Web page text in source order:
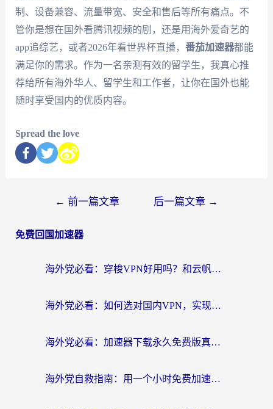
制、设备兼容、流量带宽、安全和售后等所有痛点。不
管你是想在国外看腾讯视频的剧，还是用海外爱奇艺的
app追综艺，或者2026年看世界杯直播， 番茄加速器都能
满足你的需求。作为一名亲测有效的留学生，我真心推
荐给所有海外华人、留学生和工作者，让你在国外也能
随时享受国内的优质内容。
Spread the love
← 前一篇文章 后一篇文章 →
免费回国加速器
海外党必看：穿梭VPN好用吗？和云帆VPN对比哪个回国效果更好？附真实测评+避坑指南
海外党必看：如何选对国内VPN，实现无缝访问国内资源？
海外党必看：加速器下载永久免费版真的存在吗？教你无缝访问国内资源的正确姿势
海外党自救指南：用一个小时免费加速器，轻松打破国内资源访问壁垒？